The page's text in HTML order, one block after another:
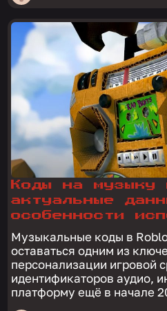
Коды на музыку
актуальные
особенности
Музыкальные коды в
оставаться одним из
персонализации игровой
идентификаторов аудио,
платформу ещё в начале